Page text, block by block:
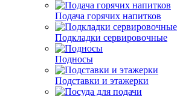
Подача горячих напитков
Подкладки сервировочные
Подносы
Подставки и этажерки